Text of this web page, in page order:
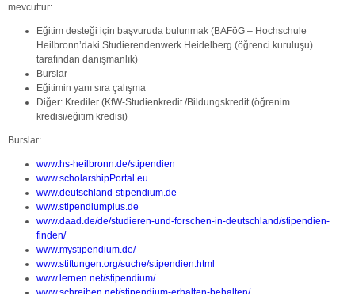
mevcuttur:
Eğitim desteği için başvuruda bulunmak (BAFöG – Hochschule
Heilbronn’daki Studierendenwerk Heidelberg (öğrenci kuruluşu)
tarafından danışmanlık)
Burslar
Eğitimin yanı sıra çalışma
Diğer: Krediler (KfW-Studienkredit /Bildungskredit (öğrenim
kredisi/eğitim kredisi)
Burslar:
www.hs-heilbronn.de/stipendien
www.scholarshipPortal.eu
www.deutschland-stipendium.de
www.stipendiumplus.de
www.daad.de/de/studieren-und-forschen-in-deutschland/stipendien-
finden/
www.mystipendium.de/
www.stiftungen.org/suche/stipendien.html
www.lernen.net/stipendium/